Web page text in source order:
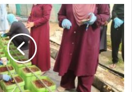
أ
ب
و
ح
م
و
ر
ع
ا
ل
ش
ا
د
ا